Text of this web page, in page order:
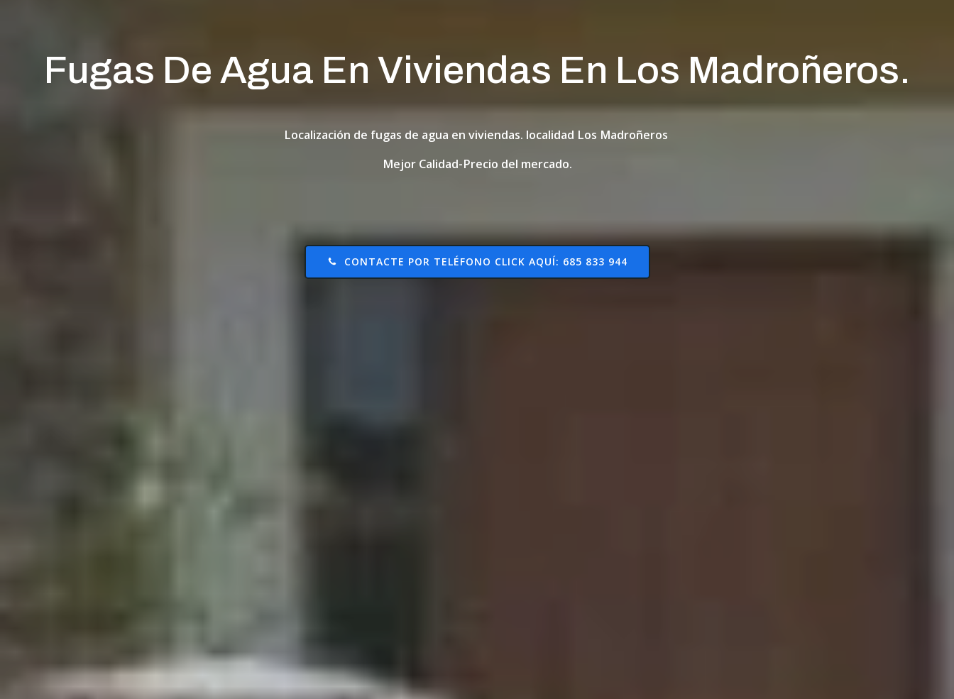
Fugas De Agua En Viviendas En Los Madroñeros.
Localización de fugas de agua en viviendas. localidad Los Madroñeros
Mejor Calidad-Precio del mercado.
CONTACTE POR TELÉFONO CLICK AQUÍ: 685 833 944